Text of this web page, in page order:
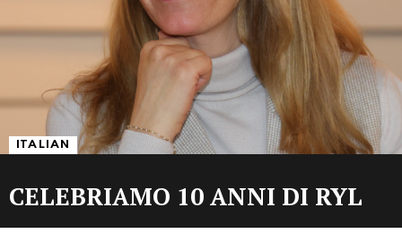
ITALIAN
CELEBRIAMO 10 ANNI DI RYL